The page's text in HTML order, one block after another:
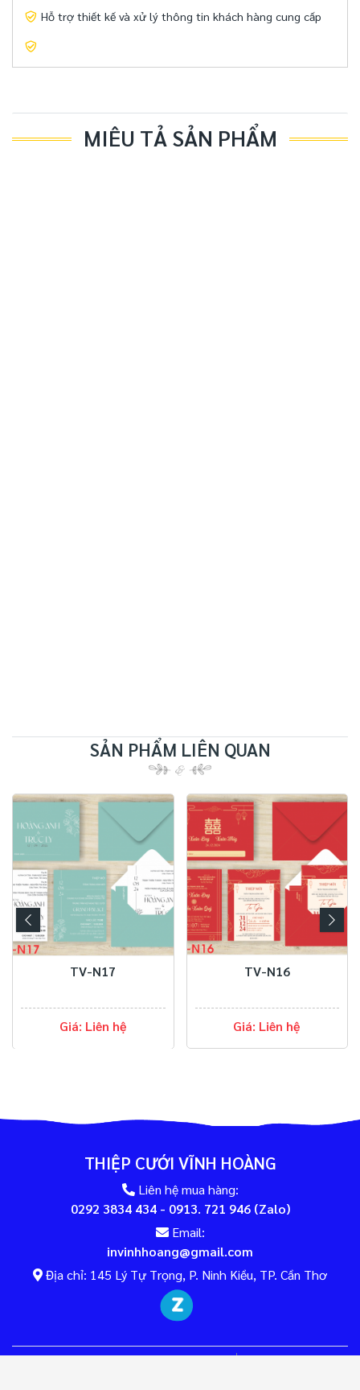
Hỗ trợ thiết kế và xử lý thông tin khách hàng cung cấp
MIÊU TẢ SẢN PHẨM
SẢN PHẨM LIÊN QUAN
TV-N17
Giá: Liên hệ
TV-N16
Giá: Liên hệ
THIỆP CƯỚI VĨNH HOÀNG
Liên hệ mua hàng:
0292 3834 434 - 0913. 721 946 (Zalo)
Email:
invinhhoang@gmail.com
Địa chỉ: 145 Lý Tự Trọng, P. Ninh Kiều, TP. Cần Thơ